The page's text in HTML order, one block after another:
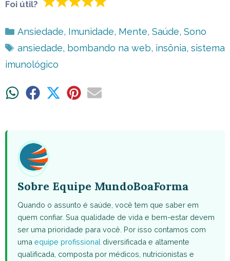
Foi útil?
Categorias
Ansiedade, Imunidade, Mente, Saúde, Sono
Tags
ansiedade, bombando na web, insônia, sistema
imunológico
ShareShare ShareShareShare
Sobre Equipe MundoBoaForma
Quando o assunto é saúde, você tem que saber em
quem confiar. Sua qualidade de vida e bem-estar devem
ser uma prioridade para você. Por isso contamos com
uma equipe profissional diversificada e altamente
qualificada, composta por médicos, nutricionistas e